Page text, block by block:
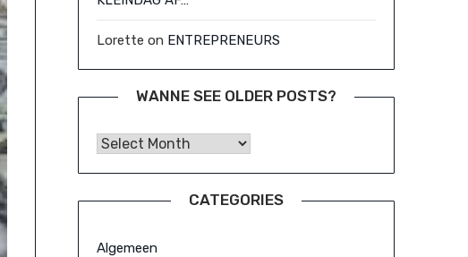
Lorette on ENTREPRENEURS
WANNE SEE OLDER POSTS?
Wanne See Older Posts?
CATEGORIES
Algemeen